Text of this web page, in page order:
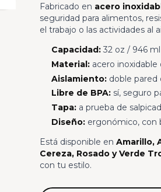
Fabricado en acero
seguridad para alimentos,
el trabajo o las actividades al
Capacidad:32 oz / 946 ml
Material:acero inoxidable
Aislamiento:doble pared
Libre de BPA:sí, seguro
Tapa:a prueba de
Diseño:ergonómico, con
Está disponible en Amarillo,
Cereza, Rosado y Verde
con tu estilo.